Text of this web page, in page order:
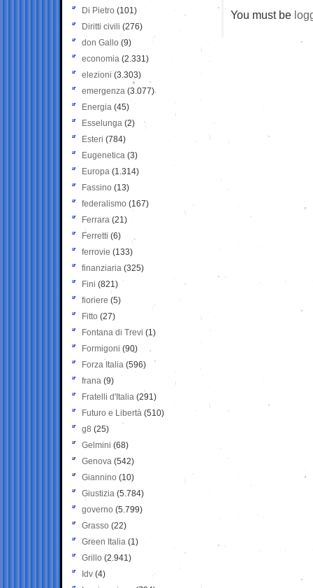
You must be
Di Pietro (101)
Diritti civili (276)
don Gallo (9)
economia (2.331)
elezioni (3.303)
emergenza (3.077)
Energia (45)
Esselunga (2)
Esteri (784)
Eugenetica (3)
Europa (1.314)
Fassino (13)
federalismo (167)
Ferrara (21)
Ferretti (6)
ferrovie (133)
finanziaria (325)
Fini (821)
fioriere (5)
Fitto (27)
Fontana di Trevi (1)
Formigoni (90)
Forza Italia (596)
frana (9)
Fratelli d'Italia (291)
Futuro e Libertà (510)
g8 (25)
Gelmini (68)
Genova (542)
Giannino (10)
Giustizia (5.784)
governo (5.799)
Grasso (22)
Green Italia (1)
Grillo (2.941)
Idv (4)